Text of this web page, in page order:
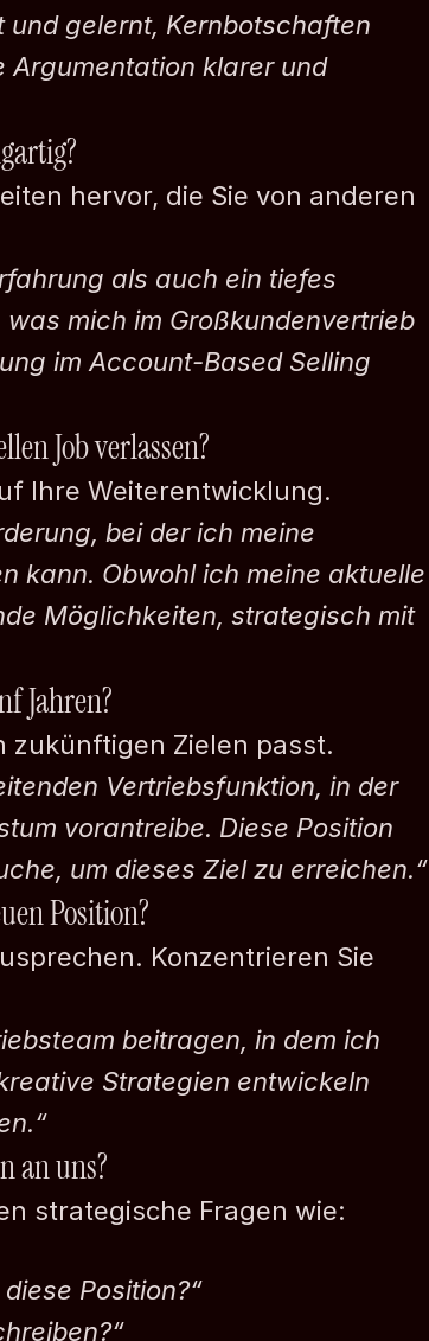
gelernt, Kernbotschaften
Argumentation klarer und
hervor, die Sie von anderen
als auch ein tiefes
mich im Großkundenvertrieb
im Account-Based Selling
Job verlassen?
Ihre Weiterentwicklung.
bei der ich meine
kann. Obwohl ich meine aktuelle
Möglichkeiten, strategisch mit
Jahren?
zukünftigen Zielen passt.
Vertriebsfunktion, in der
vorantreibe. Diese Position
um dieses Ziel zu erreichen.“
Position?
Konzentrieren Sie
beitragen, in dem ich
Strategien entwickeln
an uns?
strategische Fragen wie:
Position?“